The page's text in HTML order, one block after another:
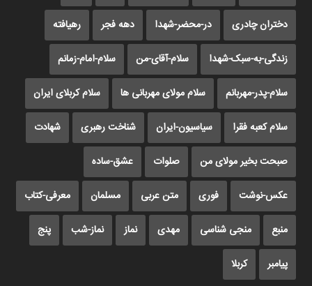
دختران چادری در-محضر-شهدا دهه فجر رهیافته
زندگی-به-سبک-شهدا سلام-آقای-من سلام-امام-زمانم
سلام-پدر-مهربانم سلام مولای مهربانی ها سلام کربلای ایران
سلام کعبه فقرا سیاسیون-ایران شناخت رهبری شهادت
صبحت بخیر مولای من صلوات عشق-ساده
عکس-نوشت فوری متن عربی مسلمان معرفی-کتاب
منبع منجی شناسی مهدی نماز نماز-شب پنج
پیامبر کربلا